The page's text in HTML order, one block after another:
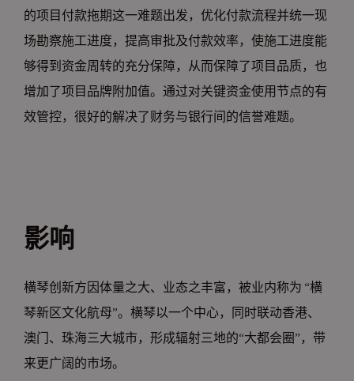
的项目付款拖期这一难题出发，优化付款流程并统一现
场勘察施工进度，提高审批及付款效率，使施工进度能
够得到资金周转的充分保障，从而保障了项目品质，也
增加了项目品牌附加值。通过对关键资金使用节点的有
效管控，很好的解决了财务与银行间的信誉难题。
影响
横琴创新方因体量之大、业态之丰富，被业内称为 “横
琴新区文化航母”。横琴以一个中心，同时联动香港、
澳门、珠海三大城市，形成辐射三地的“大都会圈”，带
来更广阔的市场。